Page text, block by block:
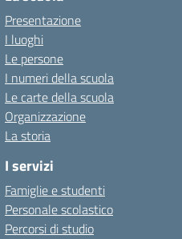
Presentazione
I luoghi
Le persone
I numeri della scuola
Le carte della scuola
Organizzazione
La storia
I servizi
Famiglie e studenti
Personale scolastico
Percorsi di studio